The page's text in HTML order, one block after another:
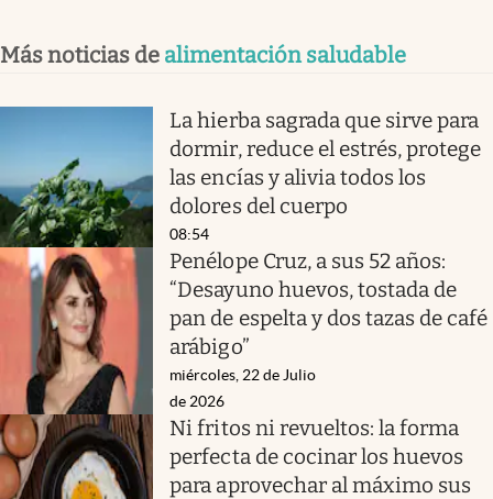
Más noticias de alimentación saludable
La hierba sagrada que sirve para
dormir, reduce el estrés, protege
las encías y alivia todos los
dolores del cuerpo
08:54
Penélope Cruz, a sus 52 años:
“Desayuno huevos, tostada de
pan de espelta y dos tazas de café
arábigo”
miércoles, 22 de Julio
de 2026
Ni fritos ni revueltos: la forma
perfecta de cocinar los huevos
para aprovechar al máximo sus